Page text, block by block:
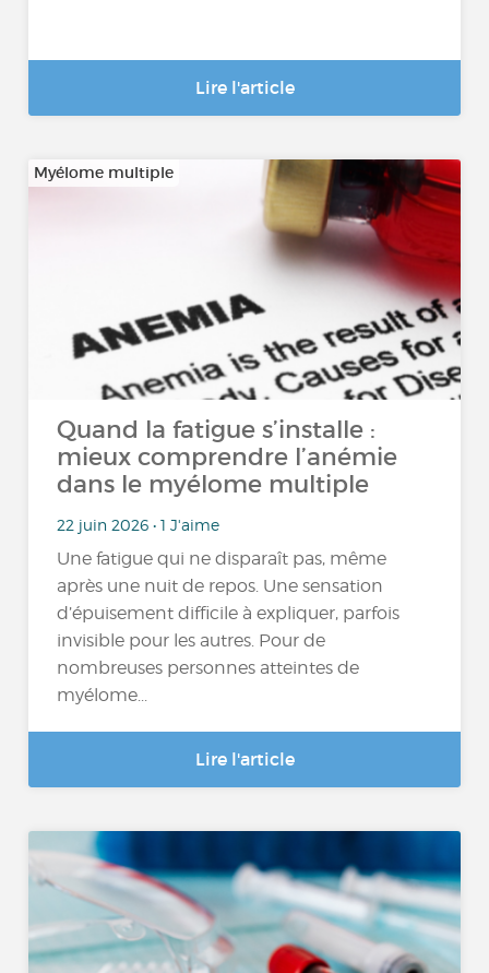
Lire l'article
Myélome multiple
Quand la fatigue s’installe :
mieux comprendre l’anémie
dans le myélome multiple
22 juin 2026 • 1 J'aime
Une fatigue qui ne disparaît pas, même
après une nuit de repos. Une sensation
d’épuisement difficile à expliquer, parfois
invisible pour les autres. Pour de
nombreuses personnes atteintes de
myélome...
Lire l'article